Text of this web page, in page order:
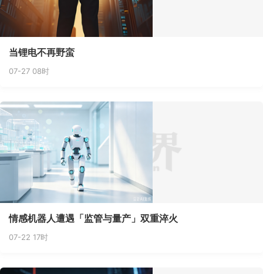
当锂电不再野蛮
07-27 08时
情感机器人遭遇「监管与量产」双重淬火
07-22 17时